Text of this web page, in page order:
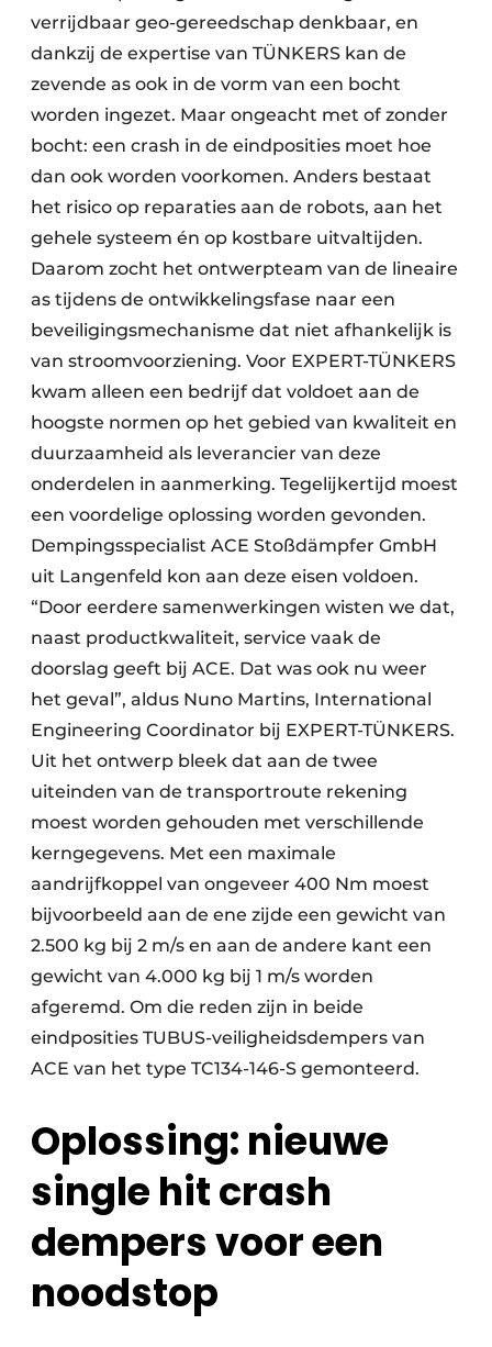
verrijdbaar geo-gereedschap denkbaar, en
dankzij de expertise van TÜNKERS kan de
zevende as ook in de vorm van een bocht
worden ingezet. Maar ongeacht met of zonder
bocht: een crash in de eindposities moet hoe
dan ook worden voorkomen. Anders bestaat
het risico op reparaties aan de robots, aan het
gehele systeem én op kostbare uitvaltijden.
Daarom zocht het ontwerpteam van de lineaire
as tijdens de ontwikkelingsfase naar een
beveiligingsmechanisme dat niet afhankelijk is
van stroomvoorziening. Voor EXPERT-TÜNKERS
kwam alleen een bedrijf dat voldoet aan de
hoogste normen op het gebied van kwaliteit en
duurzaamheid als leverancier van deze
onderdelen in aanmerking. Tegelijkertijd moest
een voordelige oplossing worden gevonden.
Dempingsspecialist ACE Stoßdämpfer GmbH
uit Langenfeld kon aan deze eisen voldoen.
“Door eerdere samenwerkingen wisten we dat,
naast productkwaliteit, service vaak de
doorslag geeft bij ACE. Dat was ook nu weer
het geval”, aldus Nuno Martins, International
Engineering Coordinator bij EXPERT-TÜNKERS.
Uit het ontwerp bleek dat aan de twee
uiteinden van de transportroute rekening
moest worden gehouden met verschillende
kerngegevens. Met een maximale
aandrijfkoppel van ongeveer 400 Nm moest
bijvoorbeeld aan de ene zijde een gewicht van
2.500 kg bij 2 m/s en aan de andere kant een
gewicht van 4.000 kg bij 1 m/s worden
afgeremd. Om die reden zijn in beide
eindposities TUBUS-veiligheidsdempers van
ACE van het type TC134-146-S gemonteerd.
Oplossing: nieuwe
single hit crash
dempers voor een
noodstop